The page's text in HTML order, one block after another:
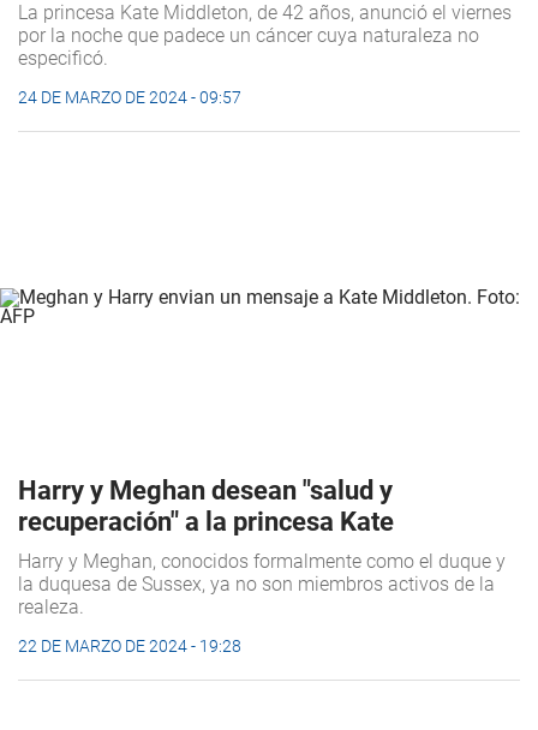
La princesa Kate Middleton, de 42 años, anunció el viernes
por la noche que padece un cáncer cuya naturaleza no
especificó.
24 DE MARZO DE 2024 - 09:57
Harry y Meghan desean "salud y
recuperación" a la princesa Kate
Harry y Meghan, conocidos formalmente como el duque y
la duquesa de Sussex, ya no son miembros activos de la
realeza.
22 DE MARZO DE 2024 - 19:28